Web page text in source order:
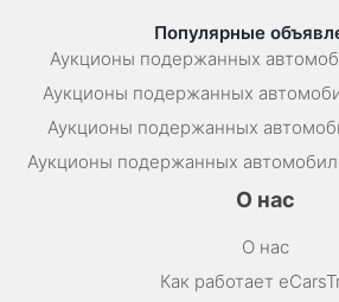
Популярные
Аукционы подержанных
Аукционы подержанных
Аукционы подержанных
Аукционы подержанных
О нас
О нас
Как работает